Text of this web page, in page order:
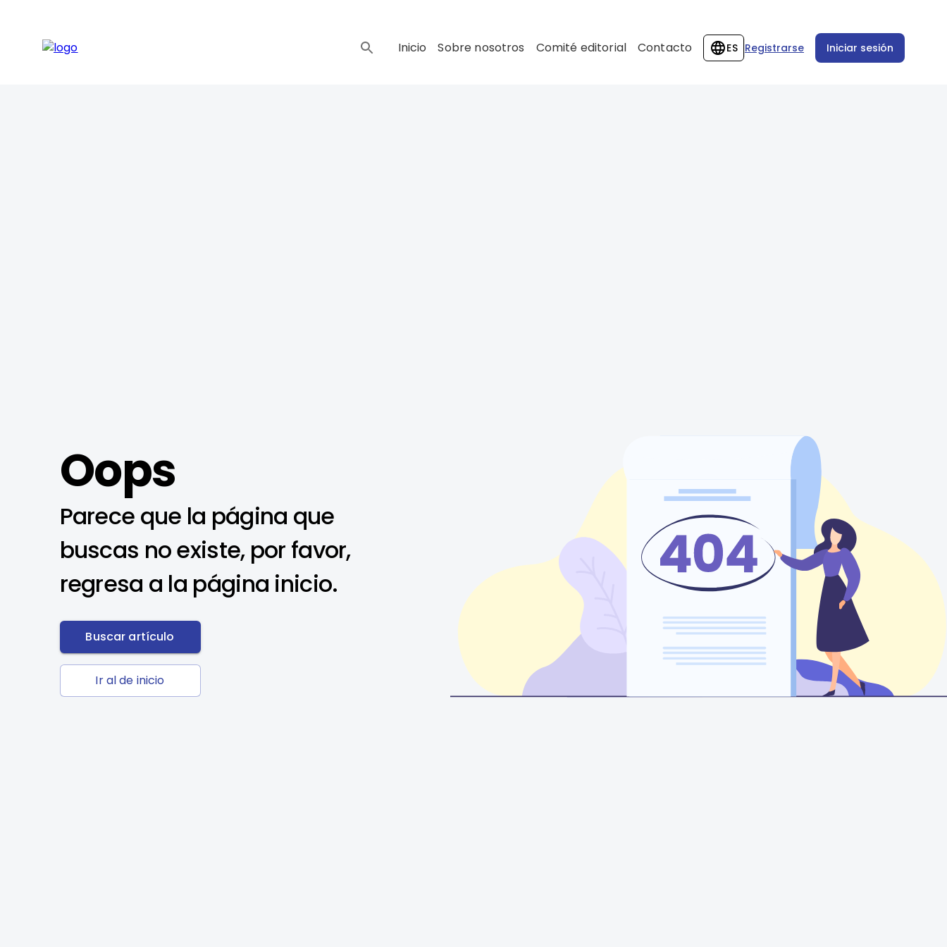
Inicio Sobre nosotros Comité editorial Contacto ES Registrarse Iniciar sesión
Oops
Parece que la página que
buscas no existe, por favor,
regresa a la página inicio.
Buscar artículo
Ir al de inicio